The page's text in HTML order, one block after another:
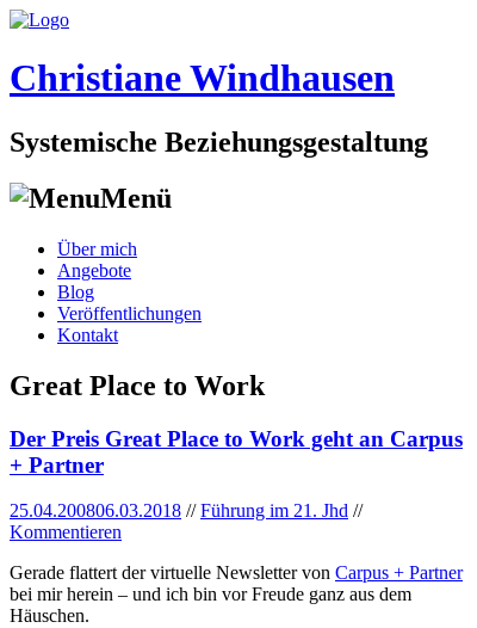
Christiane Windhausen
Systemische Beziehungsgestaltung
Menü
Skip
content
Über mich
Angebote
Blog
Veröffentlichungen
Kontakt
Great Place to Work
Der Preis Great Place to Work geht an Carpus
+ Partner
25.04.200806.03.2018 //Führung im 21. Jhd //
Kommentieren
Gerade flattert der virtuelle Newsletter von Carpus + Partner
bei mir herein – und ich bin vor Freude ganz aus dem
Häuschen.